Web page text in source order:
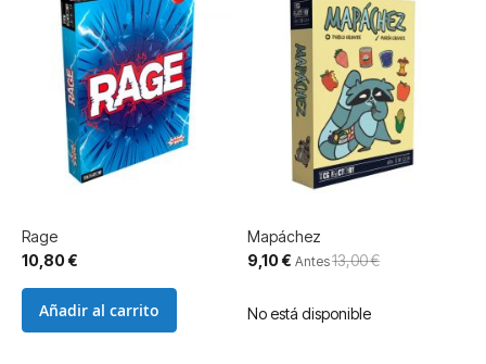
Rage
10,80 €
Añadir al carrito
Mapáchez
Precio
especial
9,10 € Antes13,00 €
No está disponible